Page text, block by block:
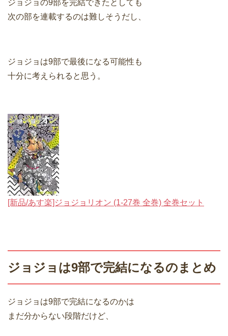
ジョジョの9部を完結できたとしても
次の部を連載するのは難しそうだし、
ジョジョは9部で最後になる可能性も
十分に考えられると思う。
[新品/あす楽]ジョジョリオン (1-27巻 全巻) 全巻セット
ジョジョは9部で完結になるのまとめ
ジョジョは9部で完結になるのかは
まだ分からない段階だけど、